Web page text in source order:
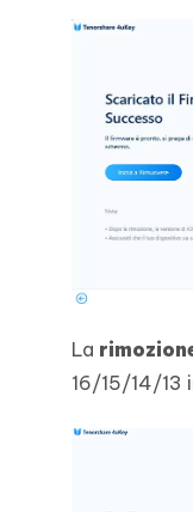
La
16/15/14/13